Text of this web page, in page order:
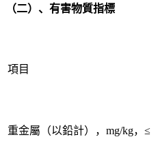
（二）、有害物質指標
項目
重金屬（以鉛計），mg/kg，≤